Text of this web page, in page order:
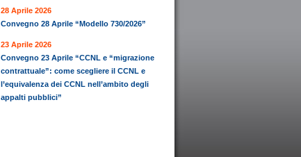
28 Aprile 2026
Convegno 28 Aprile “Modello 730/2026”
23 Aprile 2026
Convegno 23 Aprile “CCNL e “migrazione
contrattuale”: come scegliere il CCNL e
l’equivalenza dei CCNL nell’ambito degli
appalti pubblici”